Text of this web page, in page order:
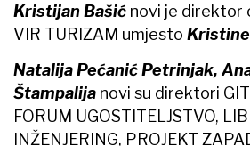
Kristijan Bašić novi je direktor
VIR TURIZAM umjesto
Natalija Pećanić Petrinjak,
Štampalija novi su direktori
FORUM UGOSTITELJSTVO,
INŽENJERING, PROJEKT